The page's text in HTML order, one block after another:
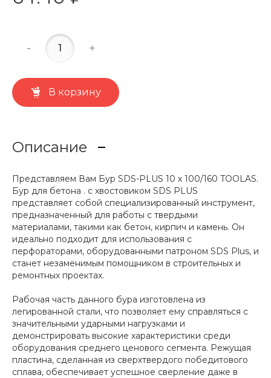
- +
В корзину
Описание
Представляем Вам Бур SDS-PLUS 10 х 100/160 TOOLAS.
Бур для бетона . с хвостовиком SDS PLUS
представляет собой специализированный инструмент,
предназначенный для работы с твердыми
материалами, такими как бетон, кирпич и камень. Он
идеально подходит для использования с
перфораторами, оборудованными патроном SDS Plus, и
станет незаменимым помощником в строительных и
ремонтных проектах.
Рабочая часть данного бура изготовлена из
легированной стали, что позволяет ему справляться с
значительными ударными нагрузками и
демонстрировать высокие характеристики среди
оборудования среднего ценового сегмента. Режущая
пластина, сделанная из сверхтвердого победитового
сплава, обеспечивает успешное сверление даже в